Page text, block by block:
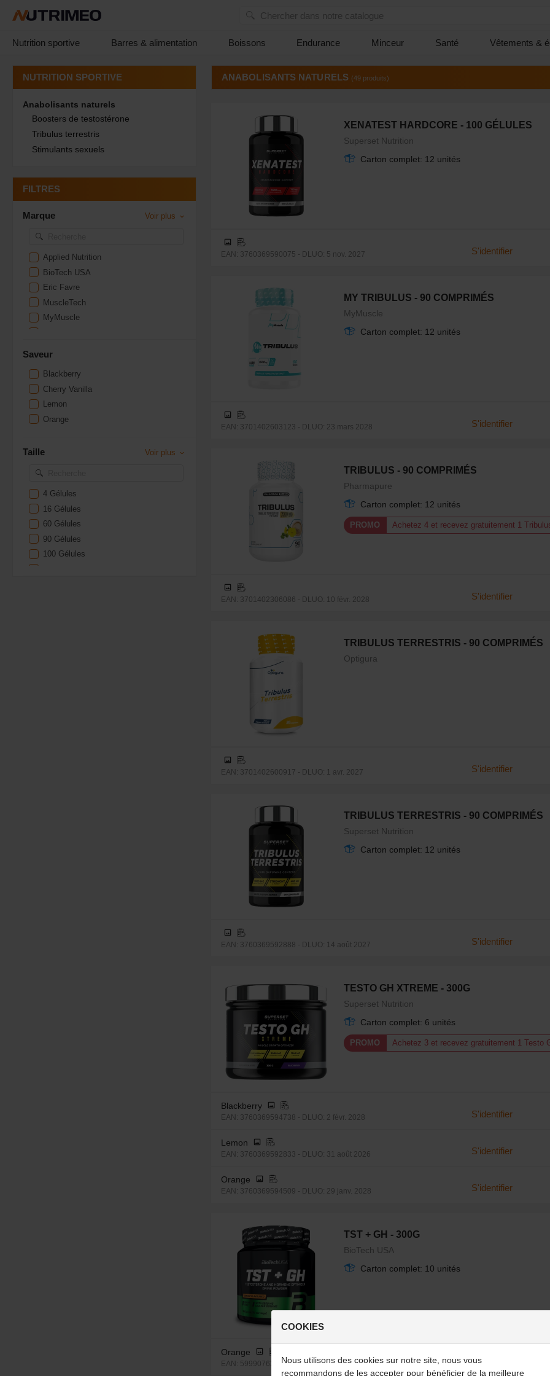
Chercher dans notre catalogue
Nutrition sportive Barres & alimentation Boissons Endurance Minceur Santé Vêtements &
ANABOLISANTS NATURELS (49 produits)
NUTRITION SPORTIVE
Anabolisants naturels
Boosters de testostérone
Tribulus terrestris
Stimulants sexuels
FILTRES
Marque Voir plus
Applied Nutrition
BioTech USA
Eric Favre
MuscleTech
MyMuscle
Optigura
Pharmapure
Pronutrition
QNT
Scitec Nutrition
Superset Nutrition
Weider
Yam Nutrition
Zoomad Labs
Saveur
Blackberry
Cherry Vanilla
Lemon
Orange
Taille Voir plus
4 Gélules
16 Gélules
60 Gélules
90 Gélules
100 Gélules
XENATEST HARDCORE - 100 GÉLULES
Superset Nutrition
Carton complet: 12 unités
EAN: 3760369590075 - DLUO: 5 nov. 2027 S'identifier
MY TRIBULUS - 90 COMPRIMÉS
MyMuscle
Carton complet: 12 unités
EAN: 3701402603123 - DLUO: 23 mars 2028 S'identifier
TRIBULUS - 90 COMPRIMÉS
Pharmapure
Carton complet: 12 unités
PROMO Achetez 4 et recevez gratuitement 1
EAN: 3701402306086 - DLUO: 10 févr. 2028 S'identifier
TRIBULUS TERRESTRIS - 90 COMPRIMÉS
Optigura
EAN: 3701402600917 - DLUO: 1 avr. 2027 S'identifier
TRIBULUS TERRESTRIS - 90 COMPRIMÉS
Superset Nutrition
Carton complet: 12 unités
EAN: 3760369592888 - DLUO: 14 août 2027 S'identifier
TESTO GH XTREME - 300G
Superset Nutrition
Carton complet: 6 unités
PROMO Achetez 3 et recevez gratuitement 1 Testo
Blackberry
EAN: 3760369594738 - DLUO: 2 févr. 2028 S'identifier
Lemon
EAN: 3760369592833 - DLUO: 31 août 2026 S'identifier
Orange
EAN: 3760369594509 - DLUO: 29 janv. 2028 S'identifier
TST + GH - 300G
BioTech USA
Carton complet: 10 unités
Orange
EAN: 5999076251315 - DLUO: 31 mars 2029 S'identifier
COOKIES
Nous utilisons des cookies sur notre site, nous vous
recommandons de les accepter pour bénéficier de la meilleure